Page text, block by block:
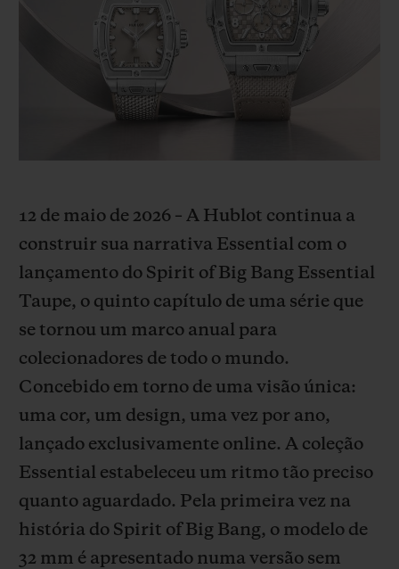
12 de maio de 2026 – A Hublot continua a
construir sua narrativa Essential com o
lançamento do Spirit of Big Bang Essential
Taupe, o quinto capítulo de uma série que
se tornou um marco anual para
colecionadores de todo o mundo.
Concebido em torno de uma visão única:
uma cor, um design, uma vez por ano,
lançado exclusivamente online. A coleção
Essential estabeleceu um ritmo tão preciso
quanto aguardado. Pela primeira vez na
história do Spirit of Big Bang, o modelo de
32 mm é apresentado numa versão sem
SUMMER MULTI-
BIG BANG
PEACH CERAMIC
SERVIÇIOS EXCLUSIVOS
GARANTIA 5+5
HUBLOTISTA E GARANTIA ESTENDIDA
ENTREGA E DEVOLUÇÕES DE CORTESIA
PAGAMENTO SEGURO
CONTATO